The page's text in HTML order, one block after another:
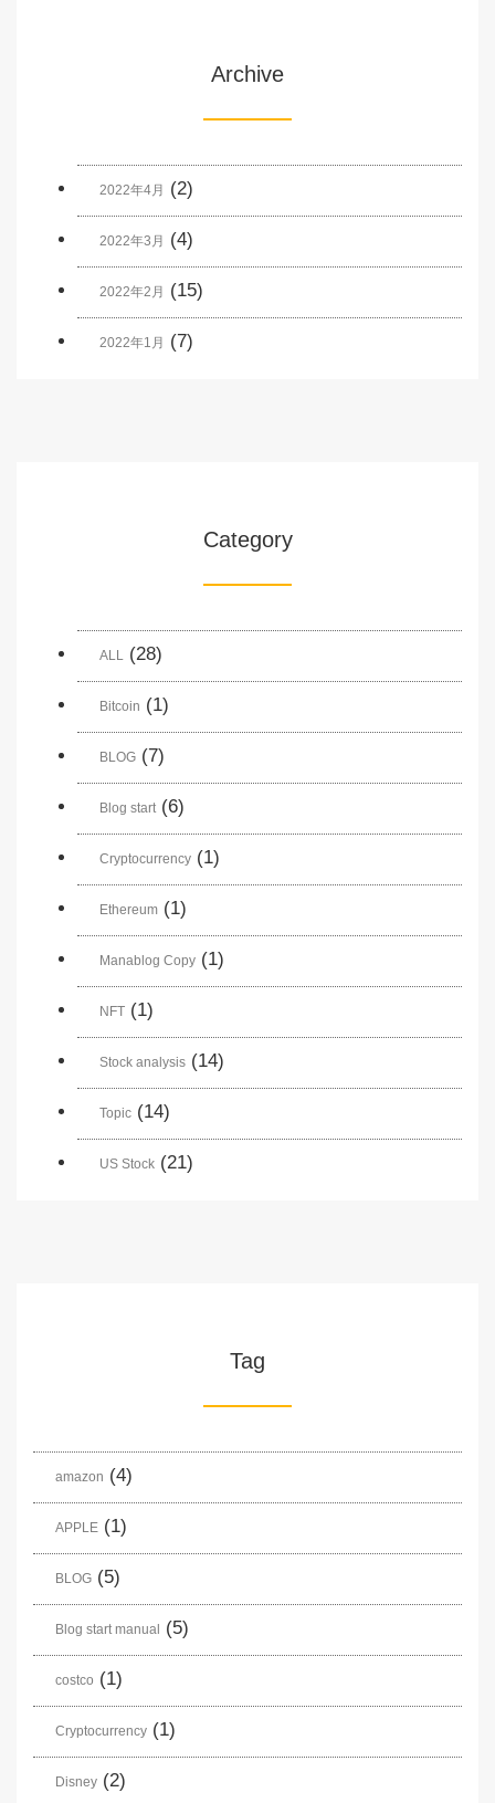
Archive
2022年4月 (2)
2022年3月 (4)
2022年2月 (15)
2022年1月 (7)
Category
ALL (28)
Bitcoin (1)
BLOG (7)
Blog start(6)
Cryptocurrency (1)
Ethereum (1)
Manablog Copy (1)
NFT (1)
Stock analysis (14)
Topic (14)
US Stock (21)
Tag
amazon (4)
APPLE (1)
BLOG (5)
Blog start manual (5)
costco (1)
Cryptocurrency (1)
Disney (2)